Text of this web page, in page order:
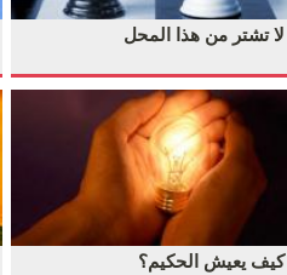
لا تشتر من هذا المحل
كيف يعيش الحكيم؟